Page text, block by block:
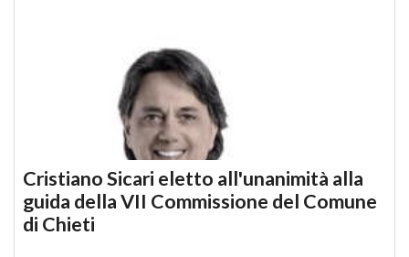
Cristiano Sicari eletto all'unanimità alla
guida della VII Commissione del Comune
di Chieti